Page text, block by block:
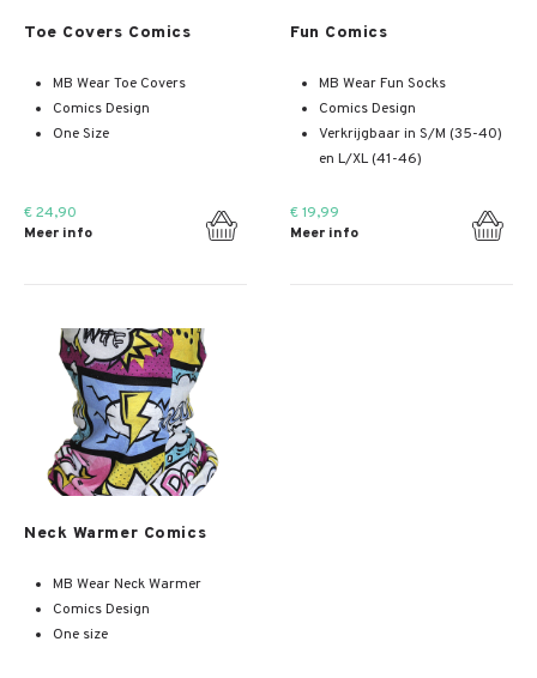
Toe Covers Comics
MB Wear Toe Covers
Comics Design
One Size
€ 24,90
Meer info
Fun Comics
MB Wear Fun Socks
Comics Design
Verkrijgbaar in S/M (35-40)
en L/XL (41-46)
€ 19,99
Meer info
Neck Warmer Comics
MB Wear Neck Warmer
Comics Design
One size